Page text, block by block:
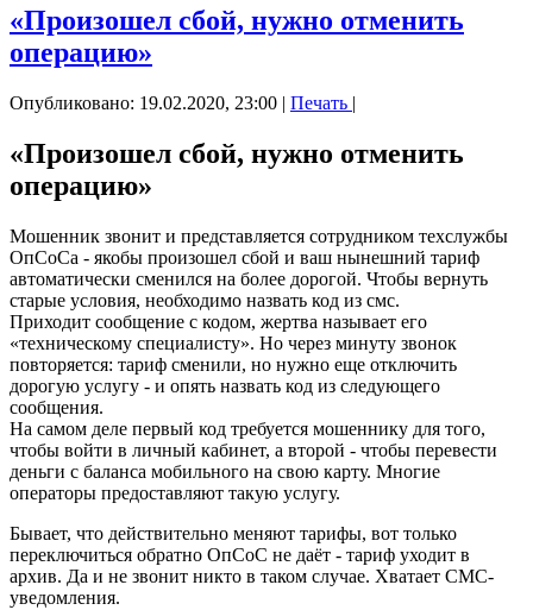
«Произошел сбой, нужно отменить
операцию»
Опубликовано: 19.02.2020, 23:00 | Печать |
«Произошел сбой, нужно отменить
операцию»
Мошенник звонит и представляется сотрудником техслужбы
ОпСоСа - якобы произошел сбой и ваш нынешний тариф
автоматически сменился на более дорогой. Чтобы вернуть
старые условия, необходимо назвать код из смс.
Приходит сообщение с кодом, жертва называет его
«техническому специалисту». Но через минуту звонок
повторяется: тариф сменили, но нужно еще отключить
дорогую услугу - и опять назвать код из следующего
сообщения.
На самом деле первый код требуется мошеннику для того,
чтобы войти в личный кабинет, а второй - чтобы перевести
деньги с баланса мобильного на свою карту. Многие
операторы предоставляют такую услугу.
Бывает, что действительно меняют тарифы, вот только
переключиться обратно ОпСоС не даёт - тариф уходит в
архив. Да и не звонит никто в таком случае. Хватает СМС-
уведомления.